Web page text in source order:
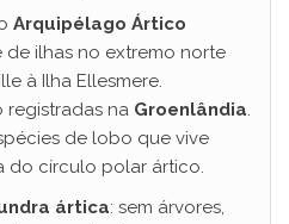
Arquipélago Ártico
de ilhas no extremo norte
à Ilha Ellesmere.
registradas na Groenlândia.
de lobo que vive
do círculo polar ártico.
ártica: sem árvores,